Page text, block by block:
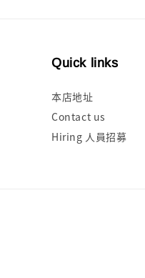
Quick links
本店地址
Contact us
Hiring 人員招募